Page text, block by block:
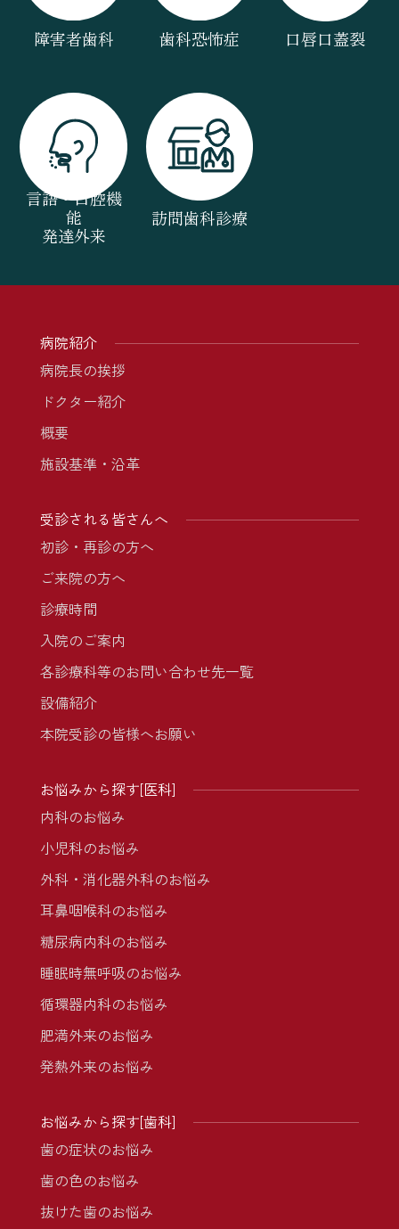
障害者歯科 歯科恐怖症 口唇口蓋裂
言語・口腔機
能
発達外来
訪問歯科診療
病院紹介
病院長の挨拶
ドクター紹介
概要
施設基準・沿革
受診される皆さんへ
初診・再診の方へ
ご来院の方へ
診療時間
入院のご案内
各診療科等のお問い合わせ先一覧
設備紹介
本院受診の皆様へお願い
お悩みから探す[医科]
内科のお悩み
小児科のお悩み
外科・消化器外科のお悩み
耳鼻咽喉科のお悩み
糖尿病内科のお悩み
睡眠時無呼吸のお悩み
循環器内科のお悩み
肥満外来のお悩み
発熱外来のお悩み
お悩みから探す[歯科]
歯の症状のお悩み
歯の色のお悩み
抜けた歯のお悩み